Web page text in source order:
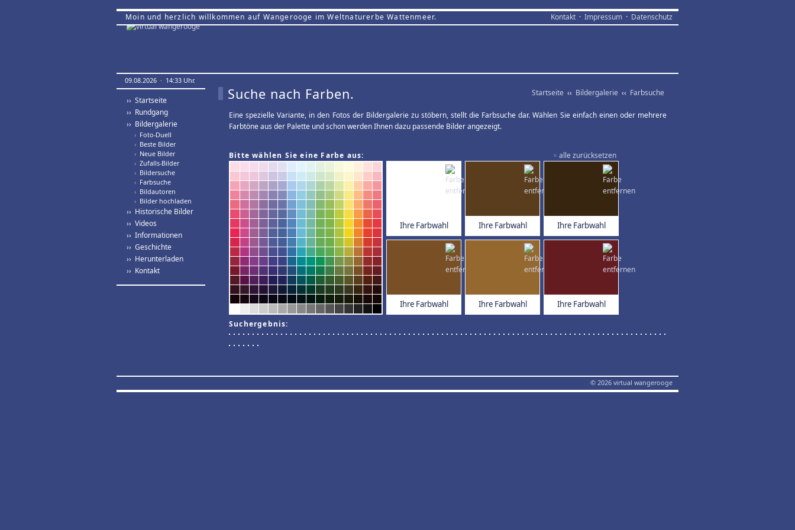
Moin und herzlich willkommen auf Wangerooge im Weltnaturerbe Wattenmeer. Kontakt · Impressum · Datenschutz
09.08.2026 · 14:33 Uhr.
›› Startseite
›› Rundgang
›› Bildergalerie
› Foto-Duell
› Beste Bilder
› Neue Bilder
› Zufalls-Bilder
› Bildersuche
› Farbsuche
› Bildautoren
› Bilder hochladen
›› Historische Bilder
›› Videos
›› Informationen
›› Geschichte
›› Herunterladen
›› Kontakt
Startseite ‹‹ Bildergalerie ‹‹ Farbsuche
Suche nach Farben.
Eine spezielle Variante, in den Fotos der Bildergalerie zu stöbern, stellt die Farbsuche dar. Wählen Sie einfach einen oder mehrere
Farbtöne aus der Palette und schon werden Ihnen dazu passende Bilder angezeigt.
× alle zurücksetzen
Bitte wählen Sie eine Farbe aus:
Ihre Farbwahl Ihre Farbwahl Ihre Farbwahl
Ihre Farbwahl Ihre Farbwahl Ihre Farbwahl
Suchergebnis:
© 2026 virtual wangerooge